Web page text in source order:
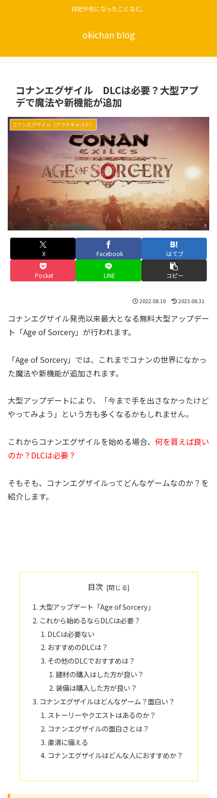
日記や気になったことなど。
okichan blog
コナンエグザイル DLCは必要？大型アプ
デで魔法や新機能が追加
コナンエグザイル（アウトキャスト）
X Facebook はてブ
Pocket LINE コピー
2022.08.10 2023.08.31
コナンエグザイル発売以来最大となる無料大型アップデー
ト「Age of Sorcery」が行われます。
「Age of Sorcery」では、これまでコナンの世界になかっ
た魔法や新機能が追加されます。
大型アップデートにより、「今まで手を出さなかったけど
やってみよう」という方も多くなるかもしれません。
これからコナンエグザイルを始める場合、 何を買えば良い
のか？DLCは必要？
そもそも、コナンエグザイルってどんなゲームなのか？を
紹介します。
目次
大型アップデート「Age of Sorcery」
これから始めるならDLCは必要？
DLCは必要ない
おすすめのDLCは？
その他のDLCでおすすめは？
建材の購入はした方が良い？
装備は購入した方が良い？
コナンエグザイルはどんなゲーム？面白い？
ストーリーやクエストはあるのか？
コナンエグザイルの面白さとは？
粛清に備える
コナンエグザイルはどんな人におすすめか？